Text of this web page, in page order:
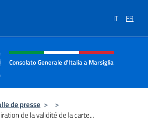
IT FR
et en-tête de
Consolato Generale d'Italia a Marsiglia
de presse >
>
de la validité de la carte...